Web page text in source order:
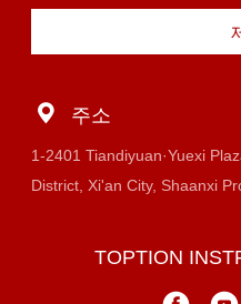
주소
1-2401 Tiandiyuan·Yuexi
District, Xi'an City, Shaanxi
TOPTION